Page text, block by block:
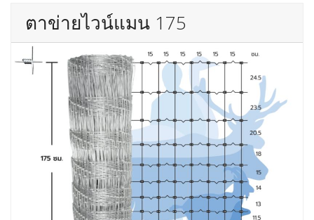
ตาข่ายไวน์แมน 175